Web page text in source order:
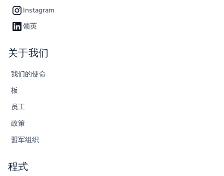
Instagram
领英
关于我们
我们的使命
板
员工
政策
盟军组织
程式